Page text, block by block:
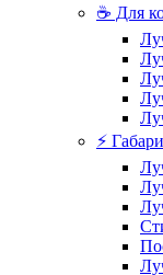
☕ Для
⚡